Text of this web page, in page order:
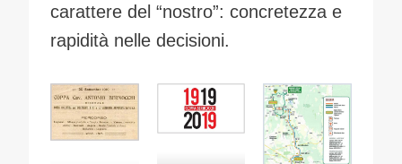
carattere del “nostro”: concretezza e
rapidità nelle decisioni.